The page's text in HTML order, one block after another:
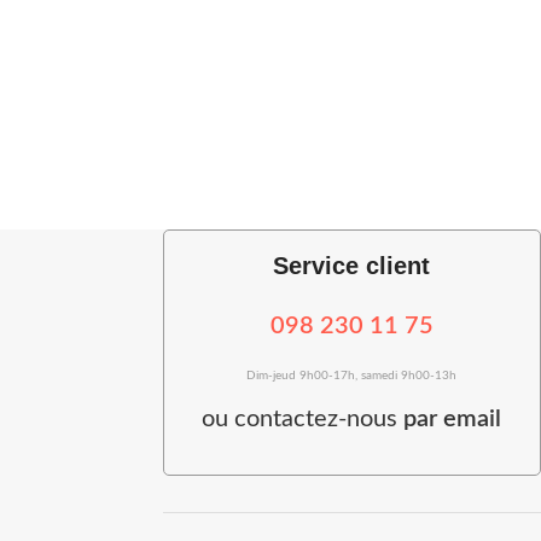
Service client
098 230 11 75
Dim-jeud 9h00-17h, samedi 9h00-13h
oucontactez-nous par email